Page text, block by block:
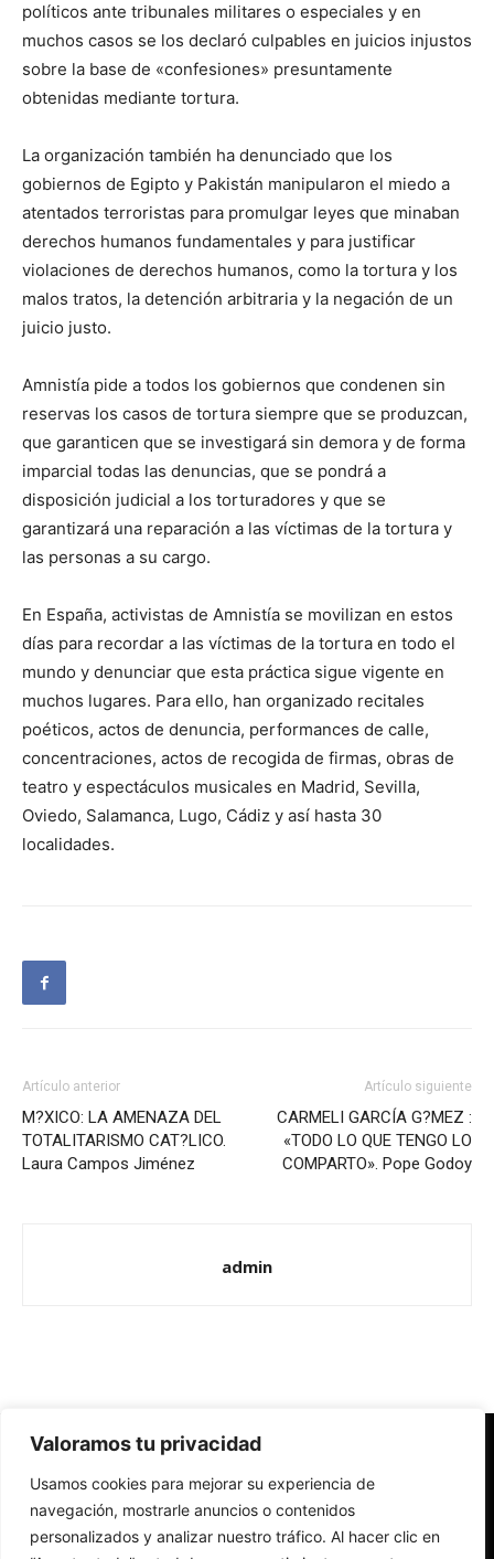
Valoramos tu privacidad
Usamos cookies para mejorar su experiencia de
navegación, mostrarle anuncios o contenidos
personalizados y analizar nuestro tráfico. Al hacer clic en
políticos ante tribunales militares o especiales y en
muchos casos se los declaró culpables en juicios injustos
sobre la base de «confesiones» presuntamente
obtenidas mediante tortura.
La organización también ha denunciado que los
gobiernos de Egipto y Pakistán manipularon el miedo a
atentados terroristas para promulgar leyes que minaban
derechos humanos fundamentales y para justificar
violaciones de derechos humanos, como la tortura y los
malos tratos, la detención arbitraria y la negación de un
juicio justo.
Amnistía pide a todos los gobiernos que condenen sin
reservas los casos de tortura siempre que se produzcan,
que garanticen que se investigará sin demora y de forma
imparcial todas las denuncias, que se pondrá a
disposición judicial a los torturadores y que se
garantizará una reparación a las víctimas de la tortura y
las personas a su cargo.
En España, activistas de Amnistía se movilizan en estos
días para recordar a las víctimas de la tortura en todo el
mundo y denunciar que esta práctica sigue vigente en
muchos lugares. Para ello, han organizado recitales
poéticos, actos de denuncia, performances de calle,
concentraciones, actos de recogida de firmas, obras de
teatro y espectáculos musicales en Madrid, Sevilla,
Oviedo, Salamanca, Lugo, Cádiz y así hasta 30
localidades.
Artículo anterior
M?XICO: LA AMENAZA DEL
TOTALITARISMO CAT?LICO.
Laura Campos Jiménez
Artículo siguiente
CARMELI GARCÍA G?MEZ :
«TODO LO QUE TENGO LO
COMPARTO». Pope Godoy
admin
Redes Cristianas
Una mirada alternativa sobre la Iglesia católica y la sociedad
- Colectivos de Redes Cristianas